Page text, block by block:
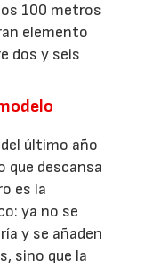
100 metros
elemento
dos y seis
último año
que descansa
es la
ya no se
y se añaden
sino que la